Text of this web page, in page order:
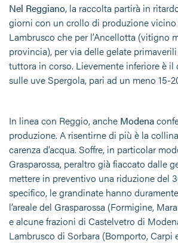
Nel Reggiano, la raccolta partirà in
giorni con un crollo di produzione vicino
Lambrusco che per l’Ancellotta (vitigno
provincia), per via delle gelate
tuttora in corso. Lievemente inferiore è il
sulle uve Spergola, pari ad un meno 15-
In linea con Reggio, anche Modena
produzione. A risentirne di più è la
carenza d’acqua. Soffre, in particolar
Grasparossa, peraltro già fiaccato dalle
mettere in preventivo una riduzione del
specifico, le grandinate hanno
l’areale del Grasparossa (Formigine,
e alcune frazioni di Castelvetro di
Lambrusco di Sorbara (Bomporto, Carpi